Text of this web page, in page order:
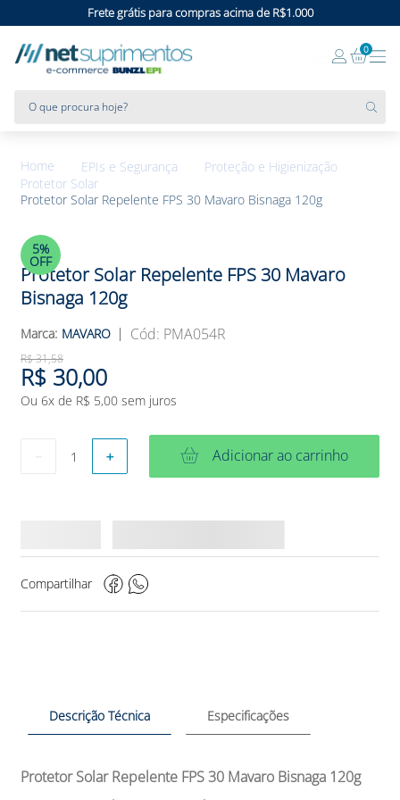
Frete grátis para compras acima de R$1.000
0
EPIs e Segurança
Proteção e Higienização
Protetor Solar
Protetor Solar Repelente FPS 30 Mavaro Bisnaga 120g
5%
OFF
Protetor Solar Repelente FPS 30 Mavaro
Bisnaga 120g
MAVARO : PMA054R
R$31,58
R$ 30,00
Ou 6x de R$ 5,00 sem juros
＋ Adicionar ao carrinho
Compartilhar
Descrição Técnica Especificações
Protetor Solar Repelente FPS 30 Mavaro Bisnaga 120g